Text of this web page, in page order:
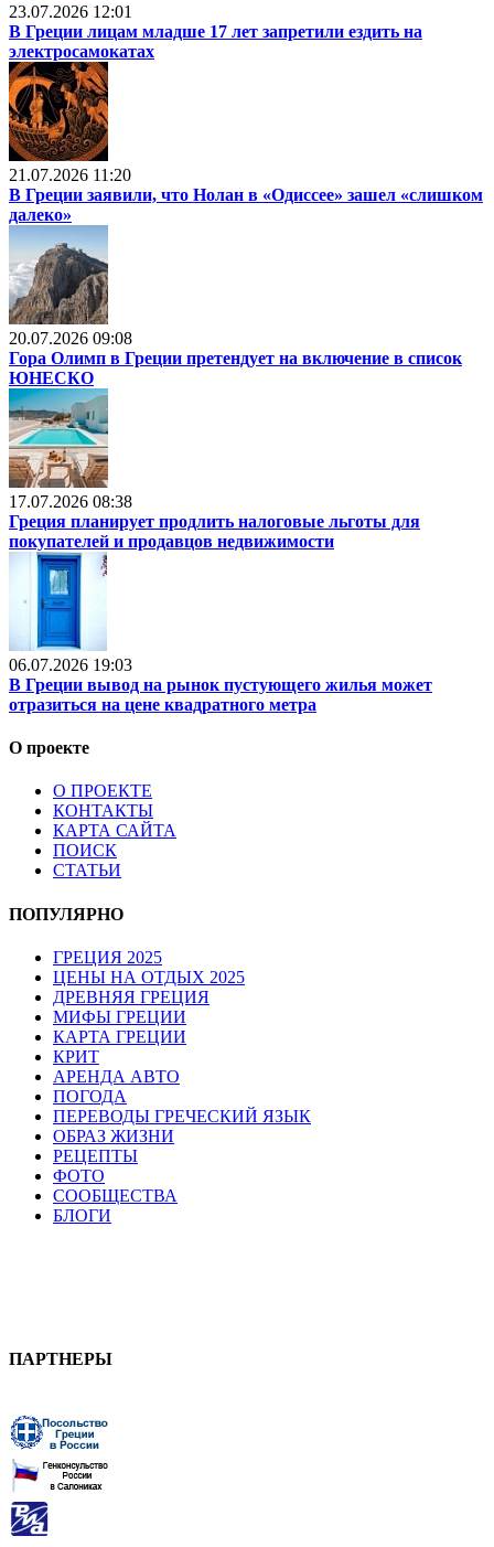
23.07.2026 12:01
В Греции лицам младше 17 лет запретили ездить на
электросамокатах
21.07.2026 11:20
В Греции заявили, что Нолан в «Одиссее» зашел «слишком
далеко»
20.07.2026 09:08
Гора Олимп в Греции претендует на включение в список
ЮНЕСКО
17.07.2026 08:38
Греция планирует продлить налоговые льготы для
покупателей и продавцов недвижимости
06.07.2026 19:03
В Греции вывод на рынок пустующего жилья может
отразиться на цене квадратного метра
О проекте
О ПРОЕКТЕ
КОНТАКТЫ
КАРТА САЙТА
ПОИСК
СТАТЬИ
ПОПУЛЯРНО
ГРЕЦИЯ 2025
ЦЕНЫ НА ОТДЫХ 2025
ДРЕВНЯЯ ГРЕЦИЯ
МИФЫ ГРЕЦИИ
КАРТА ГРЕЦИИ
КРИТ
АРЕНДА АВТО
ПОГОДА
ПЕРЕВОДЫ ГРЕЧЕСКИЙ ЯЗЫК
ОБРАЗ ЖИЗНИ
РЕЦЕПТЫ
ФОТО
СООБЩЕСТВА
БЛОГИ
ПАРТНЕРЫ